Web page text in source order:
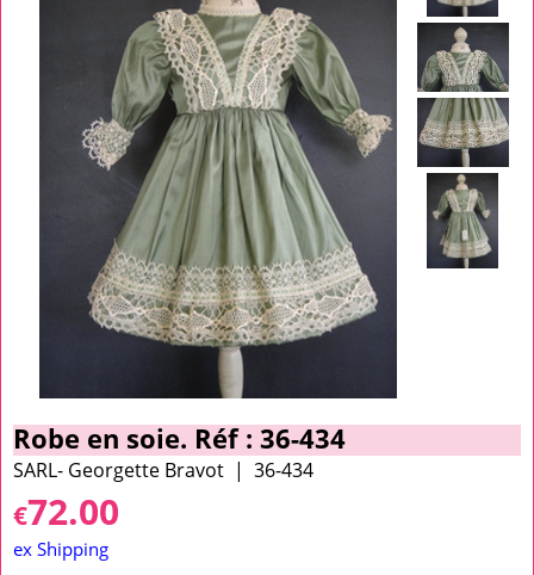
Robe en soie. Réf : 36-434
SARL- Georgette Bravot 36-434
€72.00
ex Shipping